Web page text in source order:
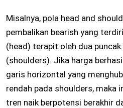
Misalnya, pola head and
pembalikan bearish yang
(head) terapit oleh dua puncak
(shoulders). Jika harga
garis horizontal yang
rendah pada shoulders, maka
tren naik berpotensi berakhir